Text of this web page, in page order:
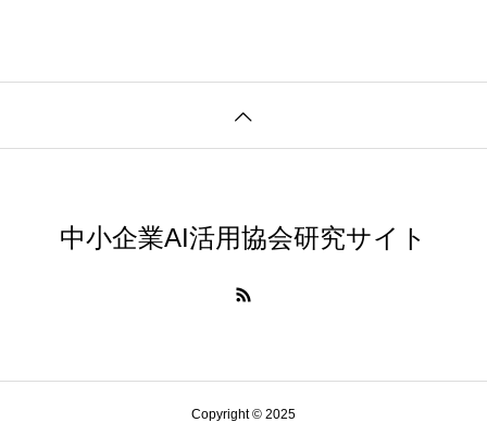
中小企業AI活用協会研究サイト
Copyright © 2025